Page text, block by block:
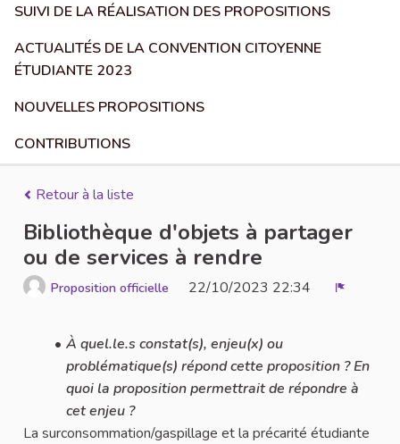
SUIVI DE LA RÉALISATION DES PROPOSITIONS
ACTUALITÉS DE LA CONVENTION CITOYENNE
ÉTUDIANTE 2023
NOUVELLES PROPOSITIONS
CONTRIBUTIONS
Retour à la liste
Bibliothèque d'objets à partager
ou de services à rendre
Proposition officielle 22/10/2023 22:34
À quel.le.s constat(s), enjeu(x) ou
problématique(s) répond cette proposition ? En
quoi la proposition permettrait de répondre à
cet enjeu ?
La surconsommation/gaspillage et la précarité étudiante